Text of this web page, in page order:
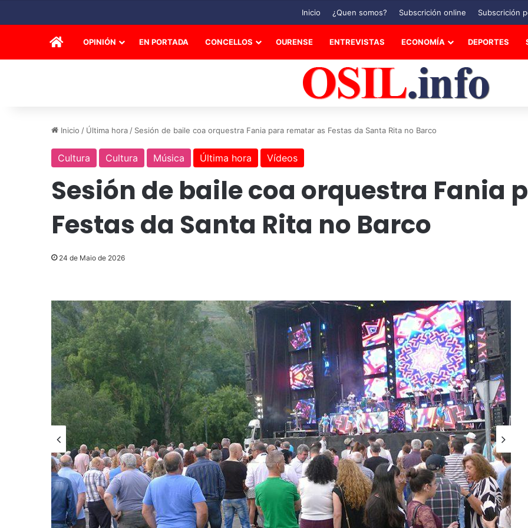
Inicio ¿Quen somos? Subscrición online Subscrición
INICIOOPINIÓN EN PORTADA CONCELLOS OURENSE ENTREVISTAS ECONOMÍA DEPORTES
Inicio / Última hora / Sesión de baile coa orquestra Fania para rematar as Festas da Santa Rita no Barco
Cultura Cultura Música Última hora Vídeos
Sesión de baile coa orquestra Fania
Festas da Santa Rita no Barco
24 de Maio de 2026